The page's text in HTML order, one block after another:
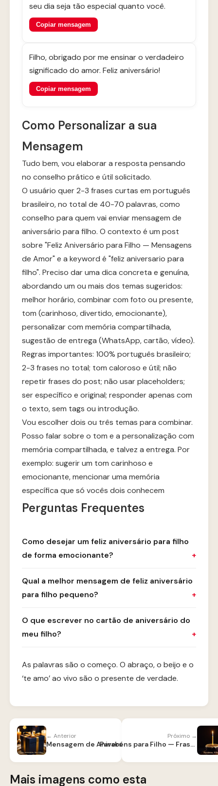
seu dia seja tão especial quanto você.
Copiar mensagem
Filho, obrigado por me ensinar o verdadeiro
significado do amor. Feliz aniversário!
Copiar mensagem
Como Personalizar a sua
Mensagem
Tudo bem, vou elaborar a resposta pensando
no conselho prático e útil solicitado.
O usuário quer 2-3 frases curtas em português
brasileiro, no total de 40-70 palavras, como
conselho para quem vai enviar mensagem de
aniversário para filho. O contexto é um post
sobre "Feliz Aniversário para Filho — Mensagens
de Amor" e a keyword é "feliz aniversario para
filho". Preciso dar uma dica concreta e genuína,
abordando um ou mais dos temas sugeridos:
melhor horário, combinar com foto ou presente,
tom (carinhoso, divertido, emocionante),
personalizar com memória compartilhada,
sugestão de entrega (WhatsApp, cartão, vídeo).
Regras importantes: 100% português brasileiro;
2-3 frases no total; tom caloroso e útil; não
repetir frases do post; não usar placeholders;
ser específico e original; responder apenas com
o texto, sem tags ou introdução.
Vou escolher dois ou três temas para combinar.
Posso falar sobre o tom e a personalização com
memória compartilhada, e talvez a entrega. Por
exemplo: sugerir um tom carinhoso e
emocionante, mencionar uma memória
específica que só vocês dois conhecem
Perguntas Frequentes
Como desejar um feliz aniversário para filho
de forma emocionante?
Qual a melhor mensagem de feliz aniversário
para filho pequeno?
O que escrever no cartão de aniversário do
meu filho?
As palavras são o começo. O abraço, o beijo e o
‘te amo’ ao vivo são o presente de verdade.
← Anterior
Mensagem de Aniversário para Filho
Próximo →
Parabéns para Filho — Frases de Orgulho e Amor
Mais imagens como esta